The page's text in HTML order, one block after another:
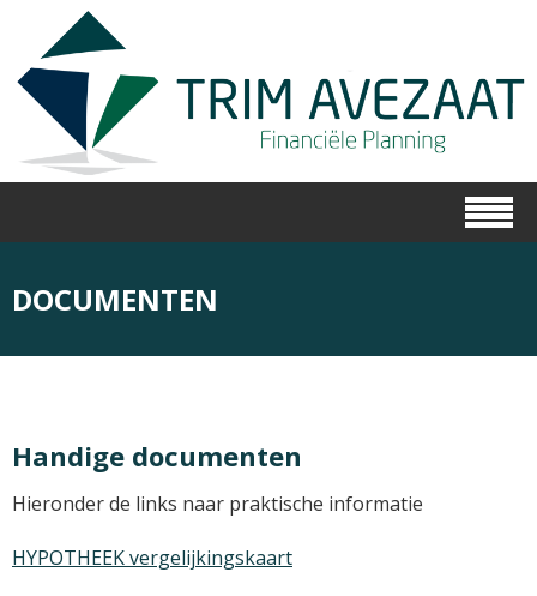
DOCUMENTEN
Handige documenten
Hieronder de links naar praktische informatie
HYPOTHEEK vergelijkingskaart